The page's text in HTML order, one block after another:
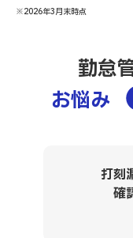
※2026年3月末時点
勤怠
お悩み
打刻漏れ・申請
確認作業・修
負担が大